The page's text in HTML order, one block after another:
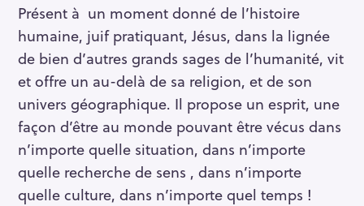
Présent à un moment donné de l’histoire
humaine, juif pratiquant, Jésus, dans la lignée
de bien d’autres grands sages de l’humanité, vit
et offre un au-delà de sa religion, et de son
univers géographique. Il propose un esprit, une
façon d’être au monde pouvant être vécus dans
n’importe quelle situation, dans n’importe
quelle recherche de sens , dans n’importe
quelle culture, dans n’importe quel temps !